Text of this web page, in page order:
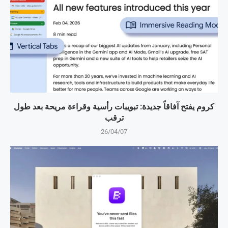
كروم يفتح آفاقاً جديدة: تبويبات رأسية وقراءة مريحة بعد طول
ترقب
26/04/07